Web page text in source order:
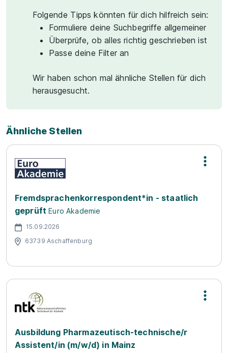
Folgende Tipps könnten für dich hilfreich sein:
Formuliere deine Suchbegriffe allgemeiner
Überprüfe, ob alles richtig geschrieben ist
Passe deine Filter an
Wir haben schon mal ähnliche Stellen für dich
herausgesucht.
Ähnliche Stellen
Fremdsprachenkorrespondent*in - staatlich
geprüft Euro Akademie
15.09.2026
63739 Aschaffenburg
Ausbildung Pharmazeutisch-technische/r
Assistent/in (m/w/d) in Mainz